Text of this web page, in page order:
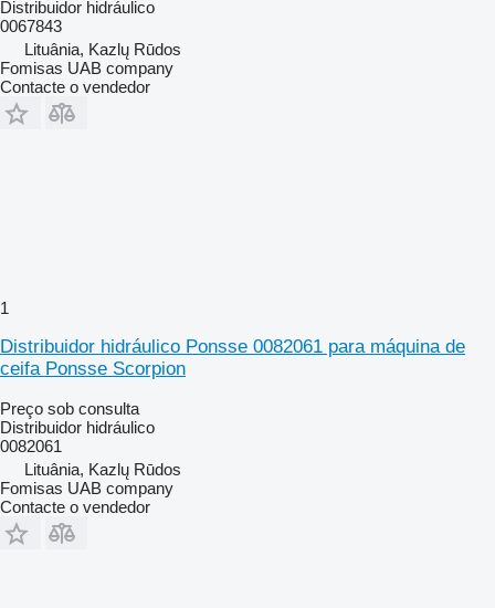
Distribuidor hidráulico
0067843
Lituânia, Kazlų Rūdos
Fomisas UAB company
Contacte o vendedor
1
Distribuidor hidráulico Ponsse 0082061 para máquina de
ceifa Ponsse Scorpion
Preço sob consulta
Distribuidor hidráulico
0082061
Lituânia, Kazlų Rūdos
Fomisas UAB company
Contacte o vendedor